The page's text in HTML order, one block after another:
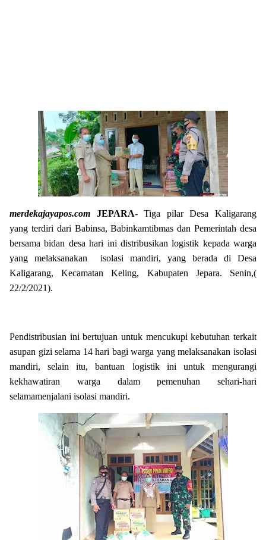
merdekajayapos.com JEPARA- Tiga pilar Desa Kaligarang
yang terdiri dari Babinsa, Babinkamtibmas dan Pemerintah desa
bersama bidan desa hari ini distribusikan logistik kepada warga
yang melaksanakan isolasi mandiri, yang berada di Desa
Kaligarang, Kecamatan Keling, Kabupaten Jepara. Senin,(
22/2/2021).
Pendistribusian ini bertujuan untuk mencukupi kebutuhan terkait
asupan gizi selama 14 hari bagi warga yang melaksanakan isolasi
mandiri, selain itu, bantuan logistik ini untuk mengurangi
kekhawatiran warga dalam pemenuhan sehari-hari
selamamenjalani isolasi mandiri.